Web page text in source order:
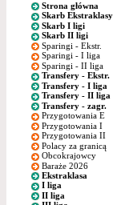
Strona główna
Skarb Ekstraklasy
Skarb I ligi
Skarb II ligi
Sparingi - Ekstr.
Sparingi - I liga
Sparingi - II liga
Transfery - Ekstr.
Transfery - I liga
Transfery - II liga
Transfery - zagr.
Przygotowania E
Przygotowania I
Przygotowania II
Polacy za granicą
Obcokrajowcy
Baraże 2026
Ekstraklasa
I liga
II liga